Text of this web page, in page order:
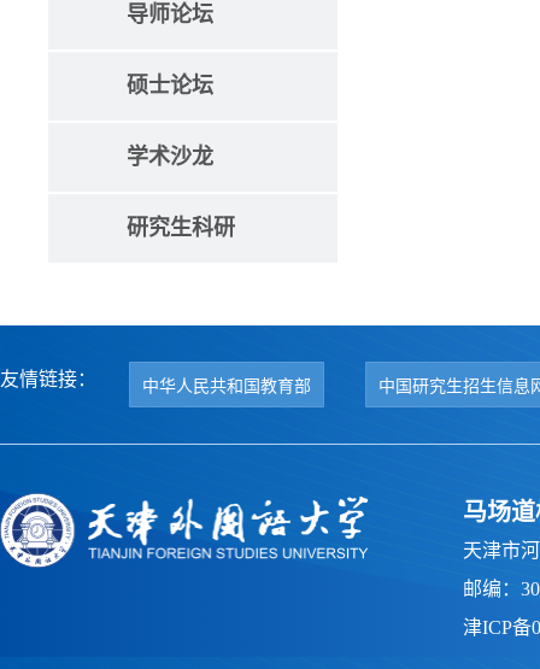
导师论坛
硕士论坛
学术沙龙
研究生科研
友情链接： 中华人民共和国教育部 中国研究生招生信息
马场
天津市
邮编：
津ICP